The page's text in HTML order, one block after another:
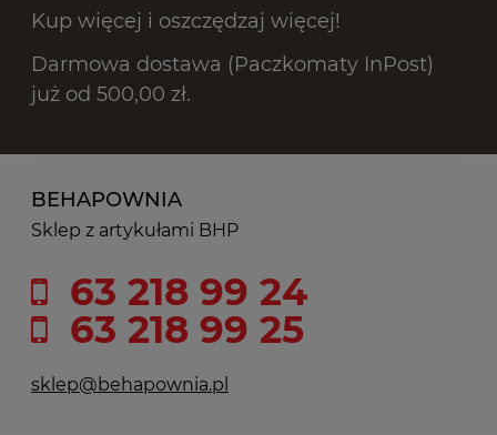
Kup więcej i oszczędzaj więcej!
Darmowa dostawa (Paczkomaty InPost)
już od 500,00 zł.
BEHAPOWNIA
Sklep z artykułami BHP
63 218 99 24
63 218 99 25
sklep@behapownia.pl